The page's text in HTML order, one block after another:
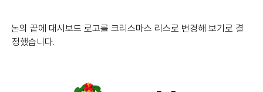
논의 끝에 대시보드 로고를 크리스마스 리스로 변경해 보기로 결
정했습니다.